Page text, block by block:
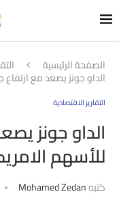
الصفحة الرئيسية
الداو جونز يصعد مع ارتفاع
التقارير الاقتصادية
الداو جونز
للأسهم
كتبهMohamed Zedan